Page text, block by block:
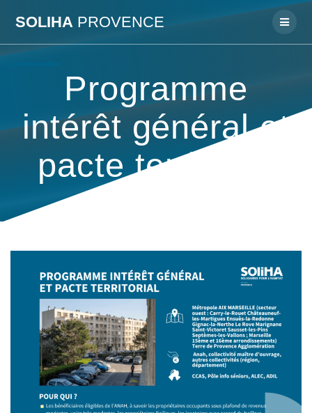
au
SOLIHA PROVENCE
Programme
intérêt général et
pacte territorial